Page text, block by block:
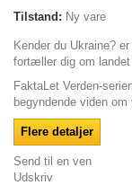
Tilstand: Ny vare
Kender du Ukraine?
fortæller dig om landet
FaktaLet Verden-
begyndende viden om
Flere detaljer
Send til en ven
Udskriv